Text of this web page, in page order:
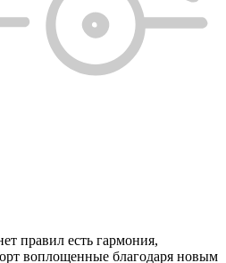
правил есть гармония,
воплощенные благодаря новым